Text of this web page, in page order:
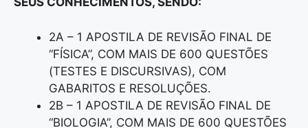
2A – 1 APOSTILA DE REVISÃO FINAL DE
“FÍSICA”, COM MAIS DE 600 QUESTÕES
(TESTES E DISCURSIVAS), COM
GABARITOS E RESOLUÇÕES.
2B – 1 APOSTILA DE REVISÃO FINAL DE
“BIOLOGIA”, COM MAIS DE 600 QUESTÕES